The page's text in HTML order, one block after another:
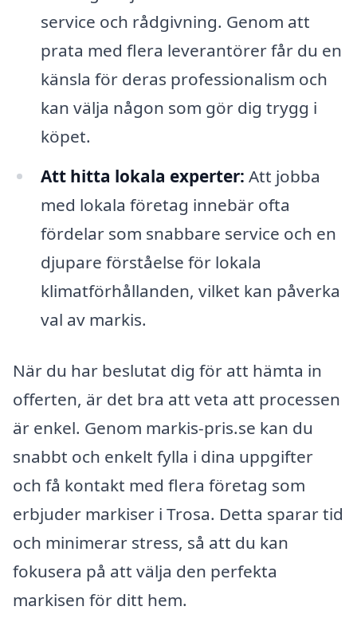
service och rådgivning. Genom att
prata med flera leverantörer får du en
känsla för deras professionalism och
kan välja någon som gör dig trygg i
köpet.
Att hitta lokala experter: Att jobba
med lokala företag innebär ofta
fördelar som snabbare service och en
djupare förståelse för lokala
klimatförhållanden, vilket kan påverka
val av markis.
När du har beslutat dig för att hämta in
offerten, är det bra att veta att processen
är enkel. Genom markis-pris.se kan du
snabbt och enkelt fylla i dina uppgifter
och få kontakt med flera företag som
erbjuder markiser i Trosa. Detta sparar tid
och minimerar stress, så att du kan
fokusera på att välja den perfekta
markisen för ditt hem.